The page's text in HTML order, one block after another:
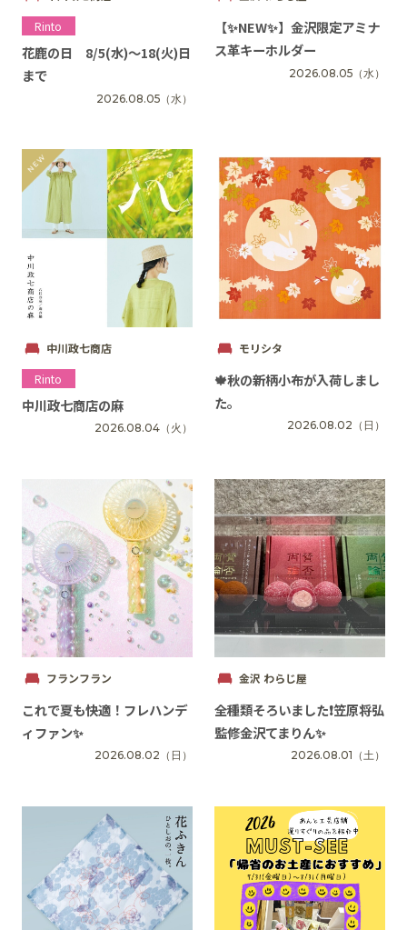
Rinto
花鹿の日 8/5(水)〜18(火)日
まで
2026.08.05 （水）
【✨️NEW✨️】金沢限定アミナ
ス革キーホルダー
2026.08.05 （水）
中川政七商店
Rinto
中川政七商店の麻
2026.08.04 （火）
モリシタ
🍁秋の新柄小布が入荷しまし
た。
2026.08.02 （日）
フランフラン
これで夏も快適！フレハンデ
ィファン✨
2026.08.02 （日）
金沢 わらじ屋
全種類そろいました❗️笠原将弘
監修金沢てまりん✨
2026.08.01 （土）